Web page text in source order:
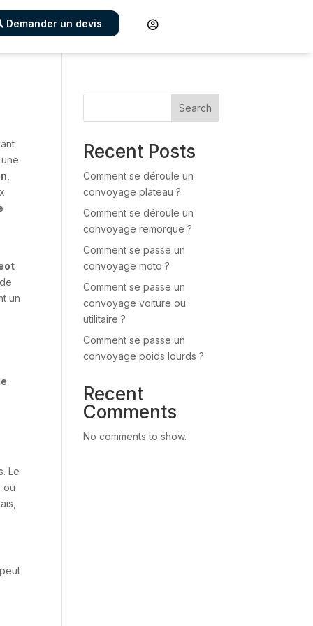
Demander un devis 
, une
un
Le
ou
Search
Recent Posts
Comment se déroule un
convoyage plateau ?
Comment se déroule un
convoyage remorque ?
Comment se passe un
convoyage moto ?
Comment se passe un
convoyage voiture ou
utilitaire ?
Comment se passe un
convoyage poids lourds ?
Recent
Comments
No comments to show.